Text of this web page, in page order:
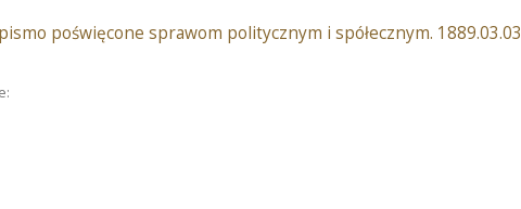
poświęcone sprawom politycznym i spółecznym.